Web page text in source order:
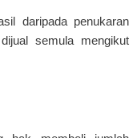
daripada penukaran
semula mengikut